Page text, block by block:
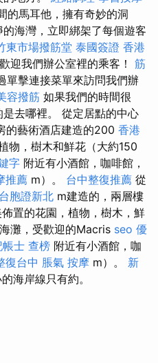
的馬耳他，擁有奇妙的洞
海​​灣，立即綁架了每個遊客
東市場撥筋堂 泰國簽證 香港
迎我們辦公室裡的乘客！ 筋
單擊連接菜單來訪問我們辦
容撥筋 如果我們的時間很
去哪裡。 從定居點的中心
的藝術酒店建造的200 香港
物，樹木和鮮花（大約150
字 附近有小酒館，咖啡館，
推薦 m）。 台中整復推薦 從
台胞證新北 m建造的，兩層樓
置的花園，植物，樹木，鮮
灘，受歡迎的Macris seo 優
帳士 查榜 附近有小酒館，咖
復台中 脹氣 按摩 m）。 新
海岸線只有約。